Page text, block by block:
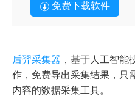
免费下载软件
后羿采集器 ，基于人工智能
作，免费导出采集结果，只
内容的数据采集工具。